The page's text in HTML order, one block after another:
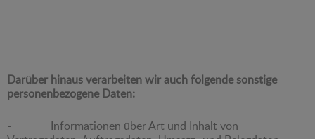
Darüber hinaus verarbeiten wir auch folgende sonstige
personenbezogene Daten:
- Informationen über Art und Inhalt von